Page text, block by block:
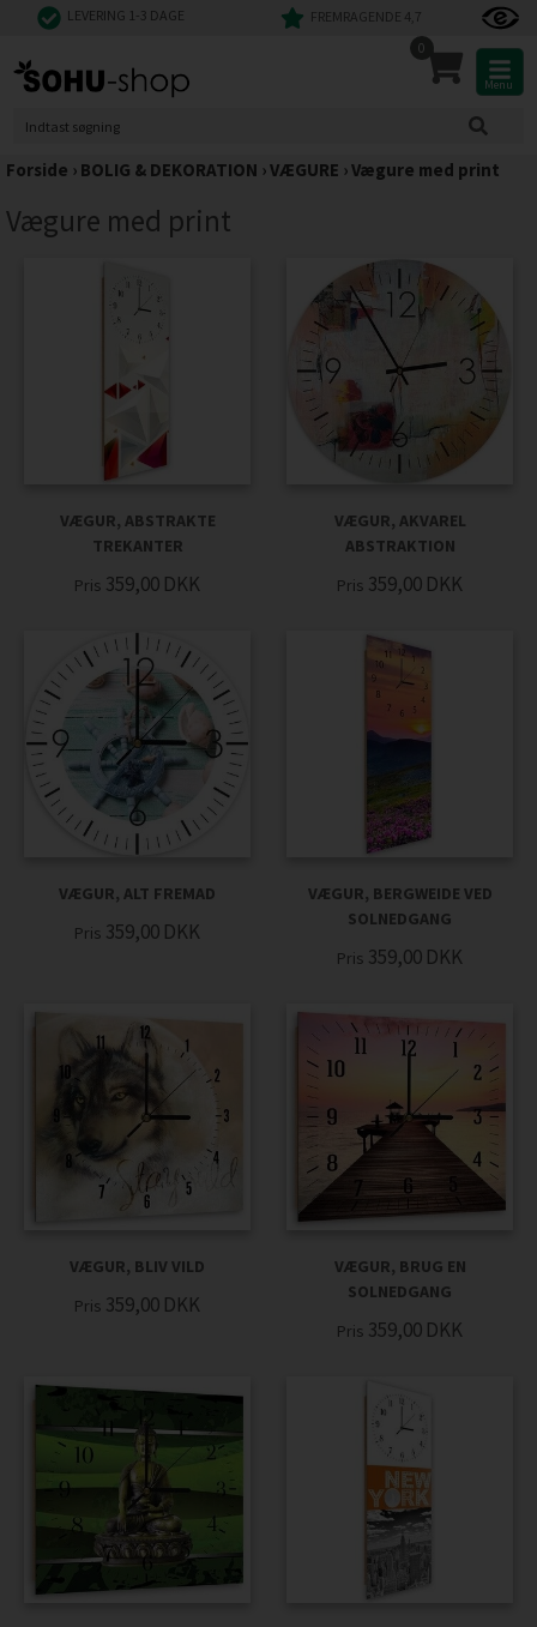
LEVERING 1-3 DAGE FREMRAGENDE 4,7
0
Menu
Forside › BOLIG & DEKORATION ›VÆGURE ›Vægure med print
Vægure med print
VÆGUR, ABSTRAKTE
TREKANTER
Pris 359,00 DKK
VÆGUR, AKVAREL
ABSTRAKTION
Pris 359,00 DKK
VÆGUR, ALT FREMAD
Pris 359,00 DKK
VÆGUR, BERGWEIDE VED
SOLNEDGANG
Pris 359,00 DKK
VÆGUR, BLIV VILD
Pris 359,00 DKK
VÆGUR, BRUG EN
SOLNEDGANG
Pris 359,00 DKK